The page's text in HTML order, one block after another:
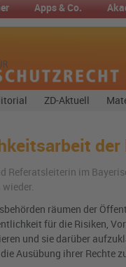
Apps & Co.
ZD-Aktuell
Referatsleiterin im
räumen der
für die Risiken,
und sie darüber
Ausübung ihrer Rechte